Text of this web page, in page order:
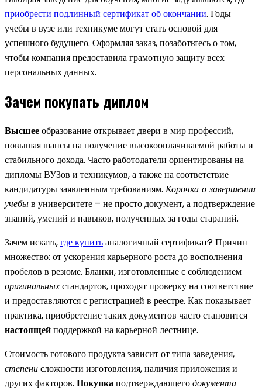
приобрести подлинный сертификат об окончании. Годы
учебы в вузе или техникуме могут стать основой для
успешного будущего. Оформляя заказ, позаботьтесь о том,
чтобы компания предоставила грамотную защиту всех
персональных данных.
Зачем покупать диплом
Высшееобразование открывает двери в мир профессий,
повышая шансы на получение высокооплачиваемой работы и
стабильного дохода. Часто работодатели ориентированы на
дипломы ВУЗов и техникумов, а также на соответствие
кандидатуры заявленным требованиям. Корочка о завершении
учебыв университете – не просто документ, а подтверждение
знаний, умений и навыков, полученных за годы стараний.
Зачем искать,где купитьаналогичный сертификат? Причин
множество: от ускорения карьерного роста до восполнения
пробелов в резюме. Бланки, изготовленные с соблюдением
оригинальныхстандартов, проходят проверку на соответствие
и предоставляются с регистрацией в реестре. Как показывает
практика, приобретение таких документов часто становится
настоящейподдержкой на карьерной лестнице.
Стоимость готового продукта зависит от типа заведения,
степенисложности изготовления, наличия приложения и
других факторов. Покупкаподтверждающегодокумента